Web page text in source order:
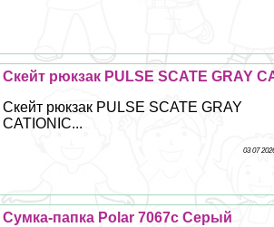
Скейт рюкзак PULSE SCATE GRAY
Скейт рюкзак PULSE SCATE GRAY
CATIONIC...
03 07
Сумка-папка Polar 7067с Серый